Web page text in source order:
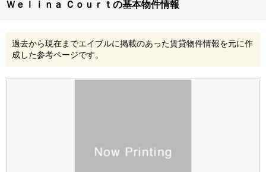
Ｗｅｌｉｎａ Ｃｏｕｒｔの基本物件情報
過去から現在までエイブルに掲載のあった賃貸物件情報を元に作
成した参考ページです。